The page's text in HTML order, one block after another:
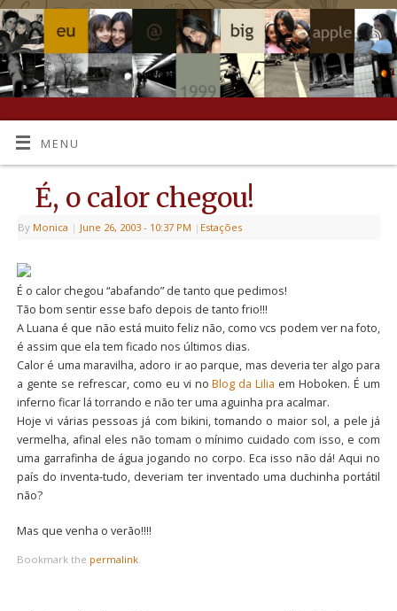
MENU
É, o calor chegou!
By Monica | June 26, 2003 - 10:37 PM | Estações
É o calor chegou “abafando” de tanto que pedimos!
Tão bom sentir esse bafo depois de tanto frio!!!
A Luana é que não está muito feliz não, como vcs podem ver na foto,
é assim que ela tem ficado nos últimos dias.
Calor é uma maravilha, adoro ir ao parque, mas deveria ter algo para
a gente se refrescar, como eu vi noBlog da Lilia em Hoboken. É um
inferno ficar lá torrando e não ter uma aguinha pra acalmar.
Hoje vi várias pessoas já com bikini, tomando o maior sol, a pele já
vermelha, afinal eles não tomam o mínimo cuidado com isso, e com
uma garrafinha de água jogando no corpo. Eca isso não dá! Aqui no
país do inventa-tudo, deveriam ter inventado uma duchinha portátil
não?
Mas que venha o verão!!!!
Bookmark the permalink.